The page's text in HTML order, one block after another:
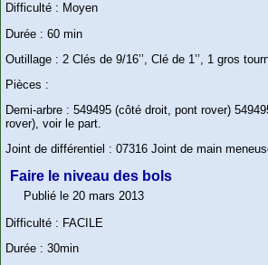
Difficulté : Moyen
Durée : 60 min
Outillage : 2 Clés de 9/16’’, Clé de 1’’, 1 gros
Pièces :
Demi-arbre : 549495 (côté droit, pont rover)
rover), voir le part.
Joint de différentiel : 07316 Joint de main
Faire le niveau des bols
Publié le 20 mars 2013
Difficulté : FACILE
Durée : 30min